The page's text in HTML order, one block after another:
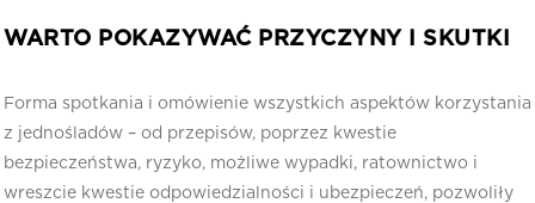
WARTO POKAZYWAĆ PRZYCZYNY I SKUTKI
Forma spotkania i omówienie wszystkich aspektów korzystania
z jednośladów – od przepisów, poprzez kwestie
bezpieczeństwa, ryzyko, możliwe wypadki, ratownictwo i
wreszcie kwestie odpowiedzialności i ubezpieczeń, pozwoliły